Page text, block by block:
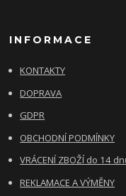
INFORMACE
KONTAKTY
DOPRAVA
GDPR
OBCHODNÍ PODMÍNKY
VRÁCENÍ ZBOŽÍ do 14
REKLAMACE A VÝMĚNY